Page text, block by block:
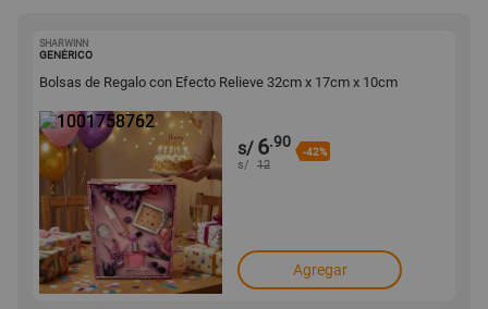
SHARWINN
GENÉRICO
Bolsas de Regalo con Efecto Relieve 32cm x 17cm x 10cm
s/ 6.90
-42%
s/ 12
Agregar